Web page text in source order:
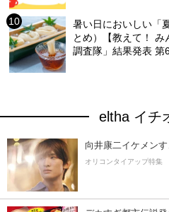
暑い日においしい「
とめ）【教えて！ み
調査隊」結果発表 第
eltha イチ
向井康二イケメン
オリコンタイアップ特集